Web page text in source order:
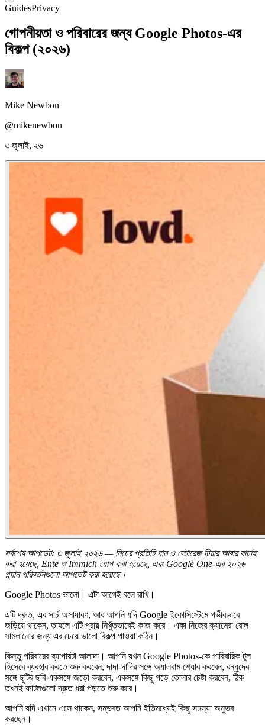
GuidesPrivacy
গোপনীয়তা ও পরিবারের জন্য Google Photos-এর
বিকল্প (২০২৬)
Mike Newbon
@mikenewbon
৩ জুলাই, ২৬
সর্বশেষ আপডেট: ৩ জুলাই ২০২৬ — নিচের প্রতিটি দাম ও স্টোরেজ টিয়ার আবার যাচাই
করা হয়েছে, Ente ও Immich যোগ করা হয়েছে, এবং Google One-এর ২০২৬
প্ল্যান পরিবর্তনগুলো আপডেট করা হয়েছে।
Google Photos ভালো। এটা আগেই বলে রাখি।
এটি দ্রুত, এর সার্চ অসাধারণ, আর আপনি যদি Google ইকোসিস্টেমে গভীরভাবে
জড়িয়ে থাকেন, তাহলে এটি প্রায় নিখুঁতভাবেই কাজ করে। একা নিজের ক্যামেরা রোল
সামলানোর জন্য এর চেয়ে ভালো বিকল্প পাওয়া কঠিন।
কিন্তু পরিবারের ব্যাপারটা আলাদা। আপনি যখন Google Photos-কে পারিবারিক টুল
হিসেবে ব্যবহার করতে শুরু করবেন, দাদা-দাদির সঙ্গে অ্যালবাম শেয়ার করবেন, বন্ধুদের
সঙ্গে ছুটির ছবি একসঙ্গে জড়ো করবেন, একসঙ্গে কিছু গড়ে তোলার চেষ্টা করবেন, ঠিক
তখনই ফাটলগুলো দ্রুত ধরা পড়তে শুরু করে।
আপনি যদি এখানে এসে থাকেন, সম্ভবত আপনি ইতিমধ্যেই কিছু সমস্যা অনুভব
করছেন।